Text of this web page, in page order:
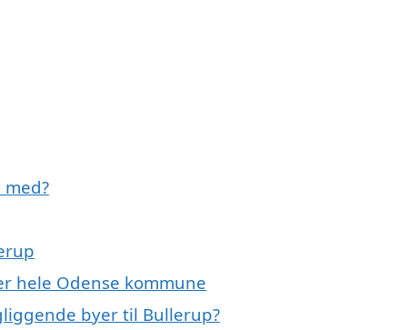
hele Odense kommune
byer til Bullerup?